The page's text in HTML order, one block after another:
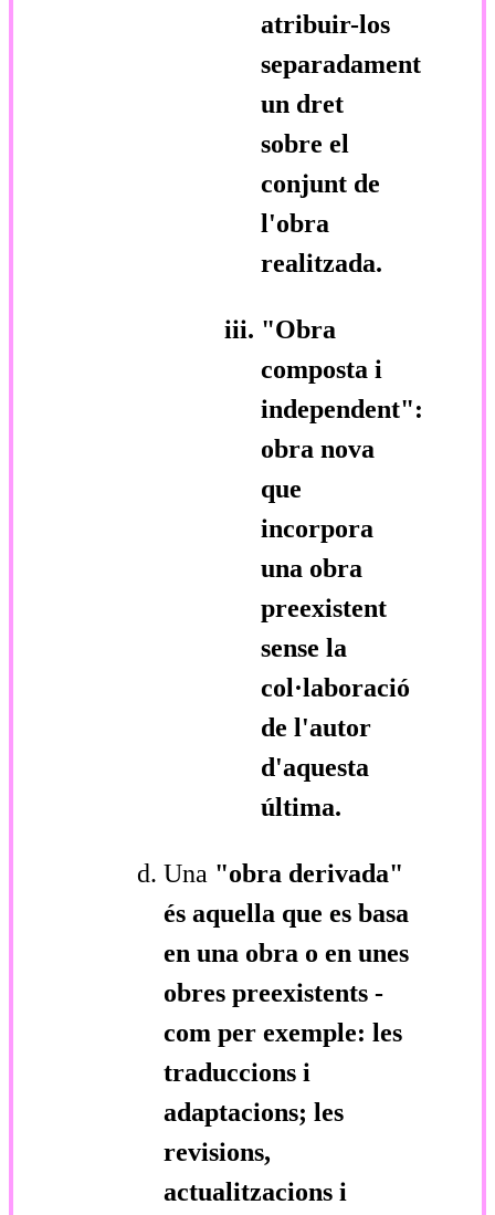
atribuir-los
separadament
un dret
sobre el
conjunt de
l'obra
realitzada.
"Obra
composta i
independent":
obra nova
que
incorpora
una obra
preexistent
sense la
col·laboració
de l'autor
d'aquesta
última.
Una "obra derivada"
és aquella que es basa
en una obra o en unes
obres preexistents -
com per exemple: les
traduccions i
adaptacions; les
revisions,
actualitzacions i